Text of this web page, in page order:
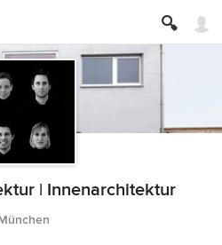
| Innenarchitektur